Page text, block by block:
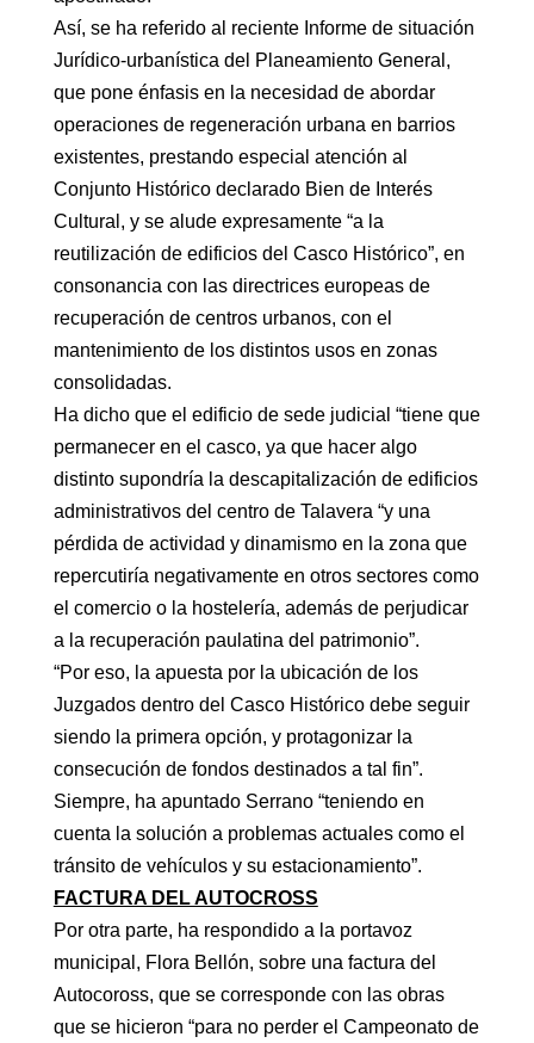
Así, se ha referido al reciente Informe de situación
Jurídico-urbanística del Planeamiento General,
que pone énfasis en la necesidad de abordar
operaciones de regeneración urbana en barrios
existentes, prestando especial atención al
Conjunto Histórico declarado Bien de Interés
Cultural, y se alude expresamente “a la
reutilización de edificios del Casco Histórico”, en
consonancia con las directrices europeas de
recuperación de centros urbanos, con el
mantenimiento de los distintos usos en zonas
consolidadas.
Ha dicho que el edificio de sede judicial “tiene que
permanecer en el casco, ya que hacer algo
distinto supondría la descapitalización de edificios
administrativos del centro de Talavera “y una
pérdida de actividad y dinamismo en la zona que
repercutiría negativamente en otros sectores como
el comercio o la hostelería, además de perjudicar
a la recuperación paulatina del patrimonio”.
“Por eso, la apuesta por la ubicación de los
Juzgados dentro del Casco Histórico debe seguir
siendo la primera opción, y protagonizar la
consecución de fondos destinados a tal fin”.
Siempre, ha apuntado Serrano “teniendo en
cuenta la solución a problemas actuales como el
tránsito de vehículos y su estacionamiento”.
FACTURA DEL AUTOCROSS
Por otra parte, ha respondido a la portavoz
municipal, Flora Bellón, sobre una factura del
Autocoross, que se corresponde con las obras
que se hicieron “para no perder el Campeonato de